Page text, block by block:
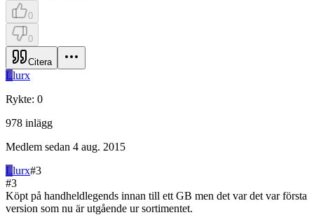
0
0
Citera
Llurx
Rykte: 0
978 inlägg
Medlem sedan 4 aug. 2015
Llurx#3
#3
Köpt på handheldlegends innan till ett GB men det var det var första
version som nu är utgående ur sortimentet.